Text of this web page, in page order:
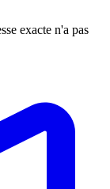
exacte n'a pas